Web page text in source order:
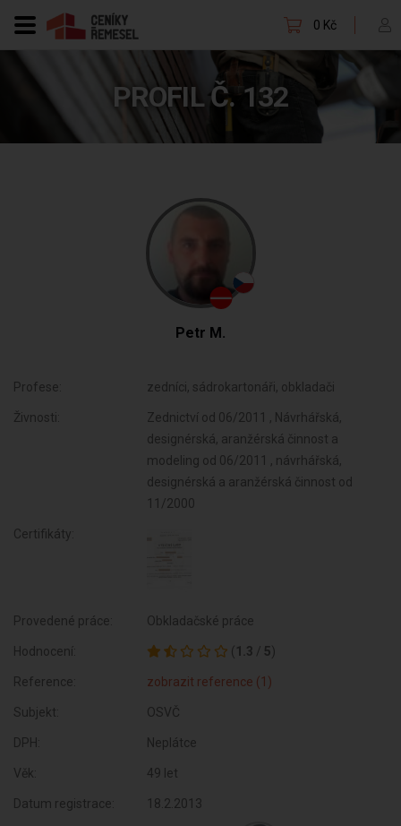
0 Kč
PROFIL Č. 132
Petr M.
Profese: zedníci, sádrokartonáři, obkladači
Živnosti:
Zednictví od 06/2011 , Návrhářská,
designérská, aranžérská činnost a
modeling od 06/2011 , návrhářská,
designérská a aranžérská činnost od
11/2000
Certifikáty:
Provedené práce: Obkladačské práce
Hodnocení: ( 1.3 / 5)
Reference: zobrazit reference (1)
Subjekt: OSVČ
DPH: Neplátce
Věk: 49 let
Datum registrace: 18.2.2013